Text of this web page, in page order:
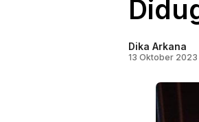
Dika Arkana
13 Oktober 2023